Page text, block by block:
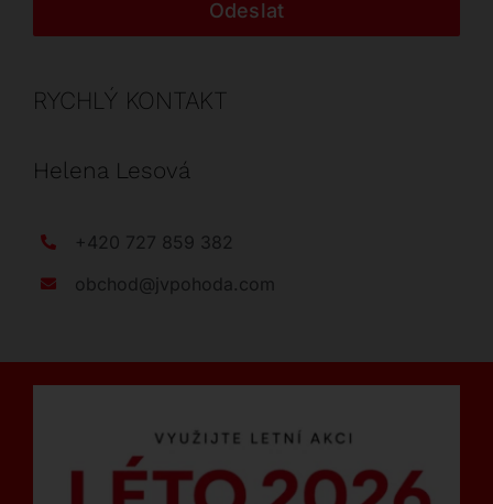
Odeslat
RYCHLÝ KONTAKT
Helena Lesová
+420 727 859 382
obchod@jvpohoda.com